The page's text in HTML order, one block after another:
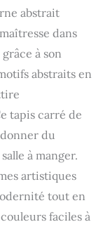
telles
la cuisine
Tissé
de
pour
Les poils
un
pratique
entrées,
meubles, et
abstrait
dans
à son
abstraits en
tapis carré de
du
à manger.
artistiques
tout en
faciles à